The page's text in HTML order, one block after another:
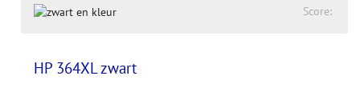
Score:
HP 364XL zwart